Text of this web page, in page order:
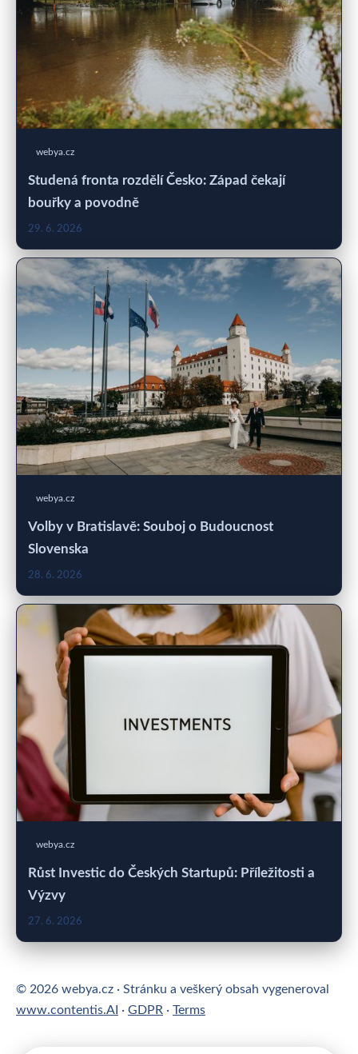
webya.cz
Studená fronta rozdělí Česko: Západ čekají
bouřky a povodně
29. 6. 2026
webya.cz
Volby v Bratislavě: Souboj o Budoucnost
Slovenska
28. 6. 2026
webya.cz
Růst Investic do Českých Startupů: Příležitosti a
Výzvy
27. 6. 2026
© 2026 webya.cz · Stránku a veškerý obsah vygeneroval
www.contentis.AI · GDPR · Terms